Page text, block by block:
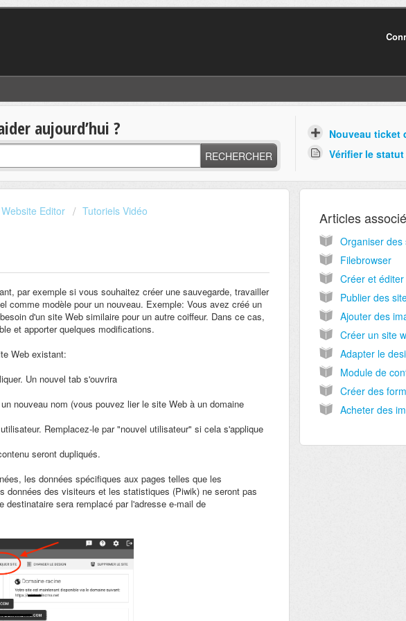
aujourd’hui ?
RECHERCHER
Nouveau ticket
Vérifier le
Editor Tutoriels Vidéo
par exemple si vous souhaitez créer une sauvegarde, travailler
comme modèle pour un nouveau. Exemple: Vous avez créé un
d'un site Web similaire pour un autre coiffeur. Dans ce cas,
et apporter quelques modifications.
Web existant:
Un nouvel tab s'ouvrira
nouveau nom (vous pouvez lier le site Web à un domaine
Remplacez-le par "nouvel utilisateur" si cela s'applique
seront dupliqués.
les données spécifiques aux pages telles que les
données des visiteurs et les statistiques (Piwik) ne seront pas
sera remplacé par l'adresse e-mail de
Articles
Organiser des
Filebrowser
Créer et
Publier des
Ajouter des
Créer un site
Adapter le
Module de
Créer des
Acheter des